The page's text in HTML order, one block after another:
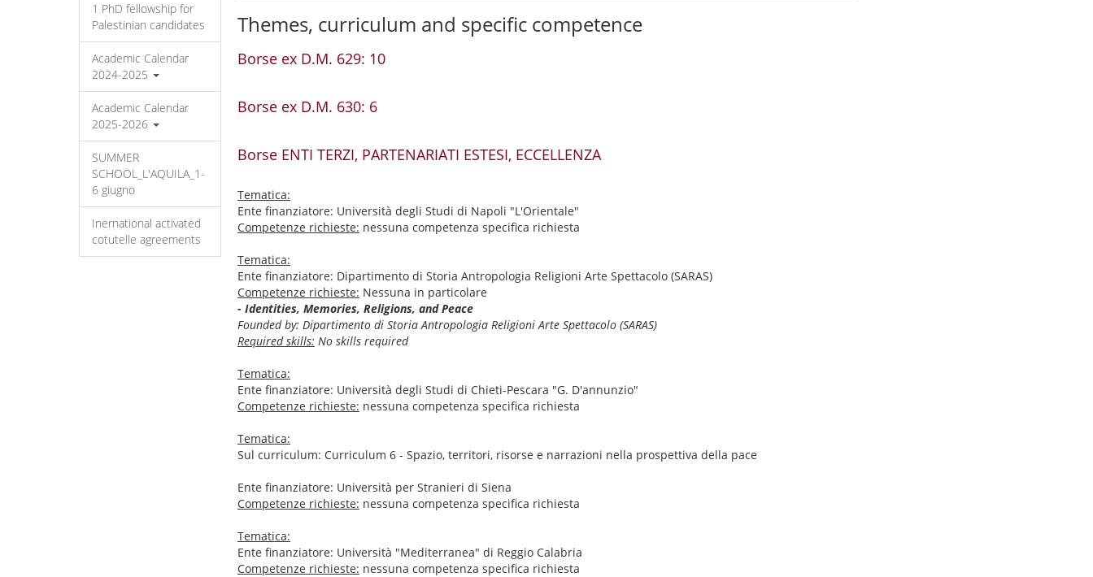
1 PhD fellowship for
Palestinian candidates
Academic Calendar
2024-2025
Academic Calendar
2025-2026
SUMMER
SCHOOL_L'AQUILA_1-
6 giugno
Inernational activated
cotutelle agreements
Themes, curriculum and specific competence
Borse ex D.M. 629: 10
Borse ex D.M. 630: 6
Borse ENTI TERZI, PARTENARIATI ESTESI, ECCELLENZA
Tematica:
Ente finanziatore: Università degli Studi di Napoli "L'Orientale"
Competenze richieste: nessuna competenza specifica richiesta
Tematica:
Ente finanziatore: Dipartimento di Storia Antropologia Religioni Arte Spettacolo (SARAS)
Competenze richieste: Nessuna in particolare
- Identities, Memories, Religions, and Peace
Founded by: Dipartimento di Storia Antropologia Religioni Arte Spettacolo (SARAS)
Required skills: No skills required
Tematica:
Ente finanziatore: Università degli Studi di Chieti-Pescara "G. D'annunzio"
Competenze richieste: nessuna competenza specifica richiesta
Tematica:
Sul curriculum: Curriculum 6 - Spazio, territori, risorse e narrazioni nella prospettiva della pace
Ente finanziatore: Università per Stranieri di Siena
Competenze richieste: nessuna competenza specifica richiesta
Tematica:
Ente finanziatore: Università "Mediterranea" di Reggio Calabria
Competenze richieste: nessuna competenza specifica richiesta